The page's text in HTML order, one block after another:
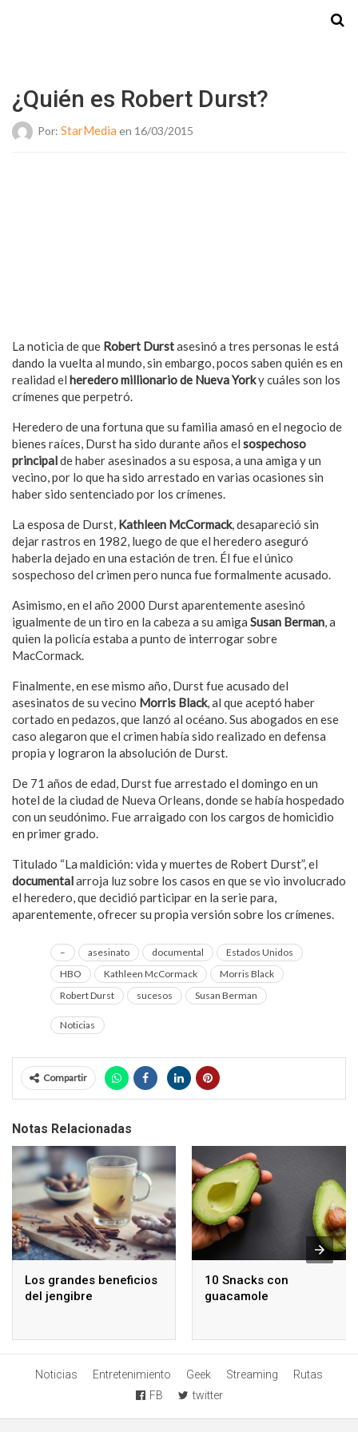
¿Quién es Robert Durst?
Por: StarMedia en 16/03/2015
La noticia de que Robert Durstasesinó a tres personas le está
dando la vuelta al mundo, sin embargo, pocos saben quién es en
realidad el heredero millionario de Nueva Yorky cuáles son los
crímenes que perpetró.
Heredero de una fortuna que su familia amasó en el negocio de
bienes raíces, Durst ha sido durante años el sospechoso
principalde haber asesinados a su esposa, a una amiga y un
vecino, por lo que ha sido arrestado en varias ocasiones sin
haber sido sentenciado por los crímenes.
La esposa de Durst, Kathleen McCormack, desapareció sin
dejar rastros en 1982, luego de que el heredero aseguró
haberla dejado en una estación de tren. Él fue el único
sospechoso del crimen pero nunca fue formalmente acusado.
Asimismo, en el año 2000 Durst aparentemente asesinó
igualmente de un tiro en la cabeza a su amiga Susan Berman, a
quien la policía estaba a punto de interrogar sobre
MacCormack.
Finalmente, en ese mismo año, Durst fue acusado del
asesinatos de su vecino Morris Black, al que aceptó haber
cortado en pedazos, que lanzó al océano. Sus abogados en ese
caso alegaron que el crimen había sido realizado en defensa
propia y lograron la absolución de Durst.
De 71 años de edad, Durst fue arrestado el domingo en un
hotel de la ciudad de Nueva Orleans, donde se había hospedado
con un seudónimo. Fue arraigado con los cargos de homicidio
en primer grado.
Titulado “La maldición: vida y muertes de Robert Durst”, el
documentalarroja luz sobre los casos en que se vio involucrado
el heredero, que decidió participar en la serie para,
aparentemente, ofrecer su propia versión sobre los crímenes.
– asesinato documental
Estados Unidos
HBO
Kathleen McCormack
Morris Black
Robert Durst
sucesos Susan Berman
Noticias
Compartir
Notas Relacionadas
Los grandes beneficios
del jengibre
10 Snacks con
guacamole
Noticias Entretenimiento Geek Streaming
Rutas
FB
twitter